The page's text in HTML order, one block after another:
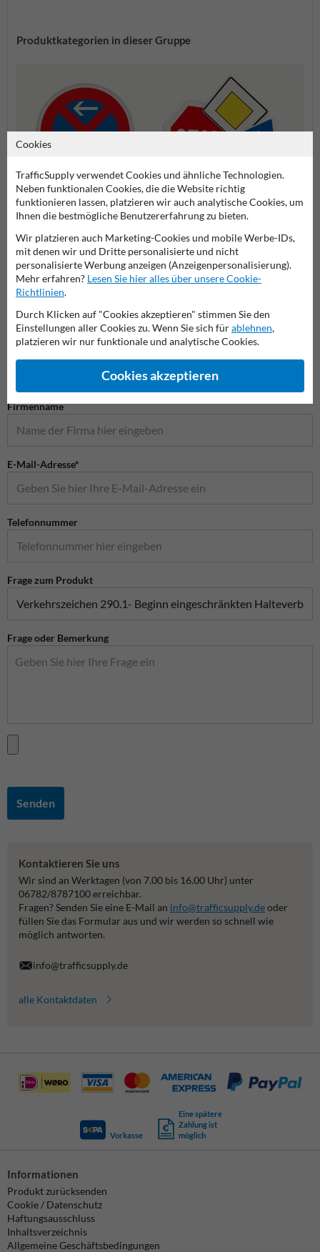
Produktkategorien in dieser Gruppe
Halteverbot Schilder Vorfahrtsschilder
Verkehrsschilder
Stellen Sie Ihre Frage an Verkehrsschildkaufen.de
Name*
Firmenname
E-Mail-Adresse*
Telefonnummer
Frage zum Produkt
Frage oder Bemerkung
Senden
Kontaktieren Sie uns
Wir sind an Werktagen (von 7.00 bis 16.00 Uhr) unter
06782/8787100 erreichbar.
Fragen? Senden Sie eine E-Mail an info@trafficsupply.deoder
füllen Sie das Formular aus und wir werden so schnell wie
möglich antworten.
info@trafficsupply.de
alle Kontaktdaten
Vorkasse
Eine spätere
Zahlung ist
möglich
Informationen
Produkt zurücksenden
Cookie / Datenschutz
Haftungsausschluss
Inhaltsverzeichnis
Allgemeine Geschäftsbedingungen
Cookies
TrafficSupply verwendet Cookies und ähnliche Technologien.
Neben funktionalen Cookies, die die Website richtig
funktionieren lassen, platzieren wir auch analytische Cookies, um
Ihnen die bestmögliche Benutzererfahrung zu bieten.
Wir platzieren auch Marketing-Cookies und mobile Werbe-IDs,
mit denen wir und Dritte personalisierte und nicht
personalisierte Werbung anzeigen (Anzeigenpersonalisierung).
Mehr erfahren? Lesen Sie hier alles über unsere Cookie-
Richtlinien.
Durch Klicken auf "Cookies akzeptieren" stimmen Sie den
Einstellungen aller Cookies zu. Wenn Sie sich fürablehnen,
platzieren wir nur funktionale und analytische Cookies.
Cookies akzeptieren